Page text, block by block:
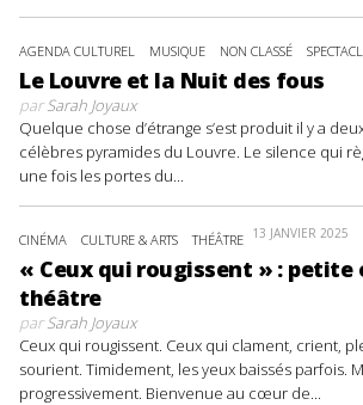
AGENDA CULTUREL MUSIQUE NON CLASSÉ
Le Louvre et la Nuit des fous
parSarah Joyaux
Quelque chose d’étrange s’est produit il y a
célèbres pyramides du Louvre. Le silence qui
une fois les portes du...
CINÉMA CULTURE & ARTS THÉÂTRE 13 JANVIER 2025
« Ceux qui rougissent » : petite
théâtre
parSarah Joyaux
Ceux qui rougissent. Ceux qui clament, crient,
sourient. Timidement, les yeux baissés parfois.
progressivement. Bienvenue au cœur de...